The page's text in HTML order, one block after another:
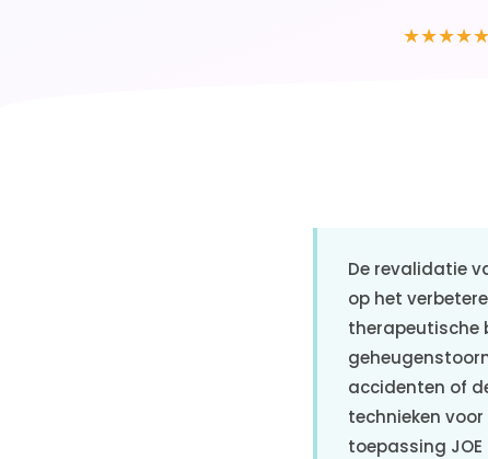
★★★★★
De revalidatie
op het
therapeutische
accidenten of
technieken
toepassing